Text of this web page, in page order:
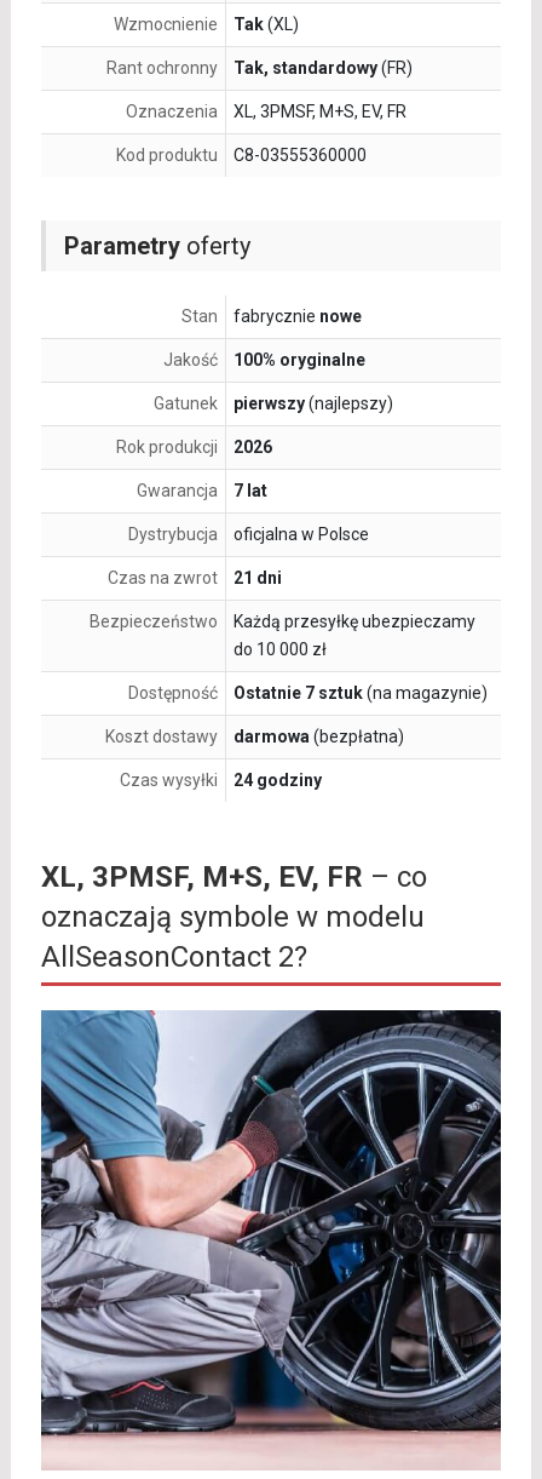
Parametryoferty
Stan fabrycznie nowe
Jakość 100% oryginalne
Gatunek pierwszy(najlepszy)
Rok produkcji 2026
Gwarancja 7 lat
Dystrybucja oficjalna w Polsce
Czas na zwrot 21 dni
Bezpieczeństwo
Każdą przesyłkę ubezpieczamy
do 10 000 zł
Dostępność Ostatnie 7 sztuk(na magazynie)
Koszt dostawy darmowa (bezpłatna)
Czas wysyłki 24 godziny
Wzmocnienie Tak(XL)
Rant ochronny Tak, standardowy(FR)
Oznaczenia XL, 3PMSF, M+S, EV, FR
Kod produktu C8-03555360000
XL, 3PMSF, M+S, EV, FR – co
oznaczają symbole w modelu
AllSeasonContact 2?